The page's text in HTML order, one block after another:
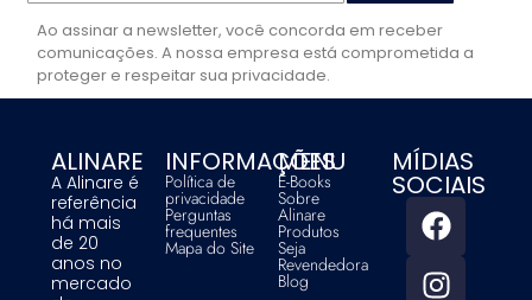
Ao assinar a newsletter, você concorda em receber
comunicações. A nossa empresa está comprometida a
proteger e respeitar sua privacidade.
ALINARE
A Alinare é
referência
há mais
de 20
anos no
mercado
INFORMAÇÕES
Política de
privacidade
Perguntas
frequentes
Mapa do Site
MENU
E-Books
Sobre
Alinare
Produtos
Seja
Revendedora
Blog
MÍDIAS
SOCIAIS